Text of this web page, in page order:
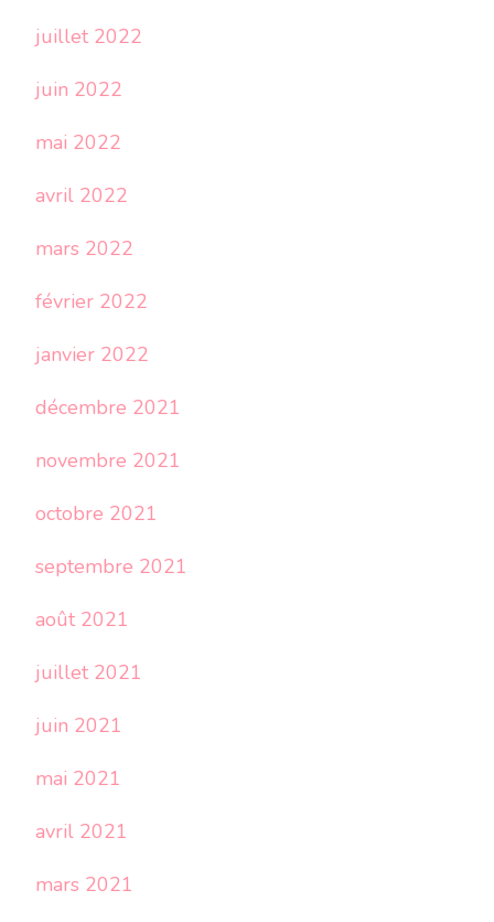
juillet 2022
juin 2022
mai 2022
avril 2022
mars 2022
février 2022
janvier 2022
décembre 2021
novembre 2021
octobre 2021
septembre 2021
août 2021
juillet 2021
juin 2021
mai 2021
avril 2021
mars 2021